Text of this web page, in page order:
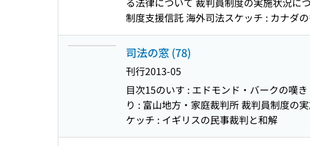
制度支援信託 海外司法スケッチ : カナダ
司法の窓 (78)
刊行2013-05
目次15のいす : エドモンド・バークの嘆
り : 富山地方・家庭裁判所 裁判員制度の
ケッチ : イギリスの民事裁判と和解